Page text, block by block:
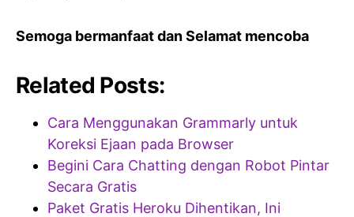
Semoga bermanfaat dan Selamat mencoba
Related Posts:
Cara Menggunakan Grammarly untuk
Koreksi Ejaan pada Browser
Begini Cara Chatting dengan Robot Pintar
Secara Gratis
Paket Gratis Heroku Dihentikan, Ini